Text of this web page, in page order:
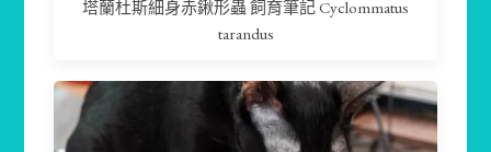
塔蘭杜斯細身赤鍬形蟲 飼育筆記 Cyclommatus
tarandus